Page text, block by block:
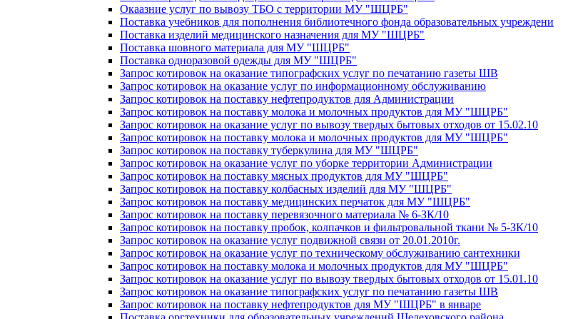
Окаазние услуг по вывозу ТБО с территории МУ "ШЦРБ"
Поставка учебников для пополнения библиотечного фонда образовательных учреждени
Поставка изделий медицинского назначения для МУ "ШЦРБ"
Поставка шовного материала для МУ "ШЦРБ"
Поставка одноразовой одежды для МУ "ШЦРБ"
Запрос котировок на оказание типографских услуг по печатанию газеты ШВ
Запрос котировок на оказание услуг по информационному обслуживанию
Запрос котировок на поставку нефтепродуктов для Администрации
Запрос котировок на поставку молока и молочных продуктов для МУ "ШЦРБ"
Запрос котировок на оказание услуг по вывозу твердых бытовых отходов от 15.02.10
Запрос котировок на поставку молока и молочных продуктов для МУ "ШЦРБ"
Запрос котировок на поставку туберкулина для МУ "ШЦРБ"
Запрос котировок на оказание услуг по уборке территории Администрации
Запрос котировок на поставку мясных продуктов для МУ "ШЦРБ"
Запрос котировок на поставку колбасных изделий для МУ "ШЦРБ"
Запрос котировок на поставку медицинских перчаток для МУ "ШЦРБ"
Запрос котировок на поставку перевязочного материала № 6-ЗК/10
Запрос котировок на поставку пробок, колпачков и фильтровальной ткани № 5-ЗК/10
Запрос котировок на оказание услуг подвижной связи от 20.01.2010г.
Запрос котировок на оказание услуг по техническому обслуживанию сантехники
Запрос котировок на поставку молока и молочных продуктов для МУ "ШЦРБ"
Запрос котировок на оказание услуг по вывозу твердых бытовых отходов от 15.01.10
Запрос котировок на оказание типографских услуг по печатанию газеты ШВ
Запрос котировок на поставку нефтепродуктов для МУ "ШЦРБ" в январе